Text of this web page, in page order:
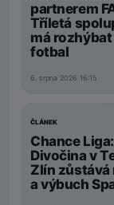
partnerem
Tříletá
má
fotbal
6. srpna 2026 16:15
ČLÁNEK
Chance Liga:
Divočina v
Zlín zůstává
a výbuch